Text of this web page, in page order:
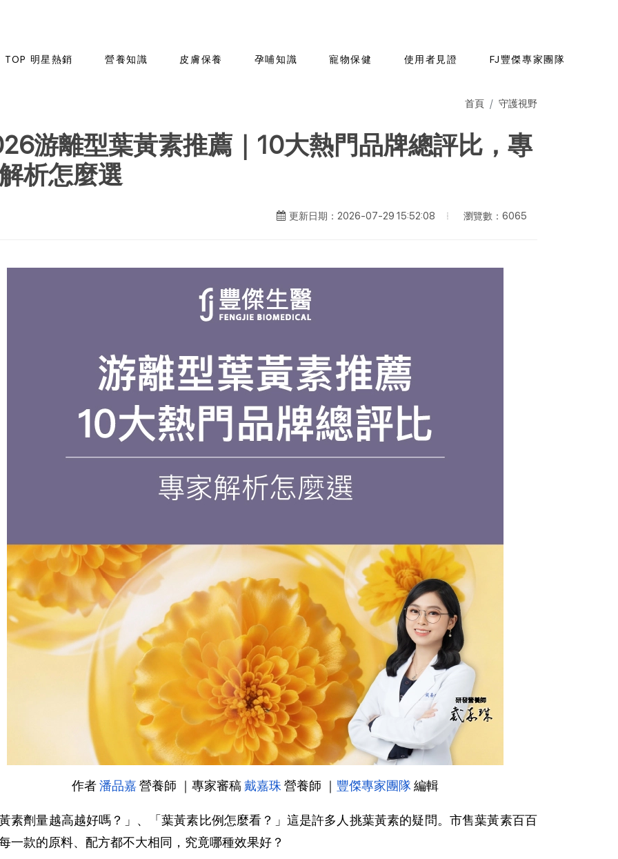
TOP 明星熱銷 營養知識 皮膚保養 孕哺知識 寵物保健 使用者見證 FJ豐傑專家團隊
首頁 守護視野
游離型葉黃素推薦｜10大熱門品牌總評比，專
析怎麼選
更新日期：2026-07-29 15:52:08 瀏覽數：6065
作者 潘品嘉 營養師 ｜專家審稿 戴嘉珠 營養師 ｜ 豐傑專家團隊 編輯
素劑量越高越好嗎？」、「葉黃素比例怎麼看？」這是許多人挑葉黃素的疑問。市售葉黃素百百
一款的原料、配方都不大相同，究竟哪種效果好？